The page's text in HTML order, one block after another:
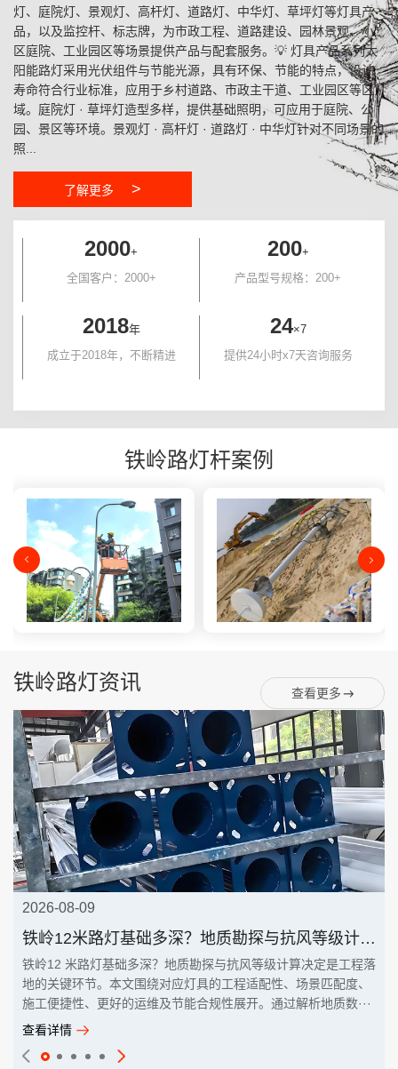
灯、庭院灯、景观灯、高杆灯、道路灯、中华灯、草坪灯等灯具产
品，以及监控杆、标志牌，为市政工程、道路建设、园林景观、小
区庭院、工业园区等场景提供产品与配套服务。💡 灯具产品系列太
阳能路灯采用光伏组件与节能光源，具有环保、节能的特点，设计
寿命符合行业标准，应用于乡村道路、市政主干道、工业园区等区
域。庭院灯 · 草坪灯造型多样，提供基础照明，可应用于庭院、公
园、景区等环境。景观灯 · 高杆灯 · 道路灯 · 中华灯针对不同场景的
照...
了解更多 >
2000+
全国客户：2000+
200+
产品型号规格：200+
2018年
成立于2018年，不断精进
24×7
提供24小时x7天咨询服务
铁岭路灯杆案例
铁岭路灯资讯 查看更多
2026-08-09
铁岭12米路灯基础多深？地质勘探与抗风等级计算决定
铁岭12 米路灯基础多深？地质勘探与抗风等级计算决定是工程落
地的关键环节。本文围绕对应灯具的工程适配性、场景匹配度、
施工便捷性、更好的运维及节能合规性展开。通过解析地质数···
查看详情